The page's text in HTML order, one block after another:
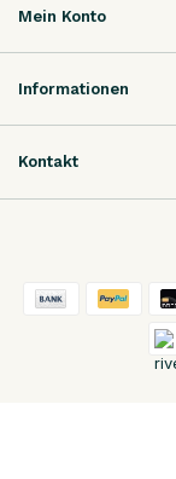
Mein Konto
Informationen
Kontakt